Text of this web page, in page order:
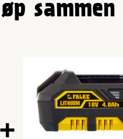
sammen